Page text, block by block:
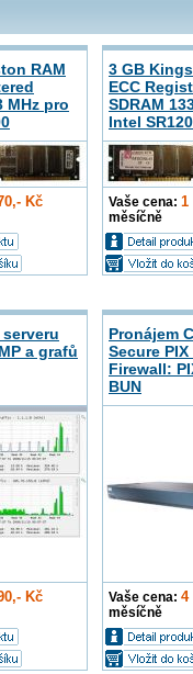
RAM
MHz pro
3 GB
ECC
SDRAM
Intel
Kč Vaše cena: 1
měsíčně
a grafů
Pronájem
Secure PIX
Firewall:
BUN
Kč Vaše cena: 4
měsíčně